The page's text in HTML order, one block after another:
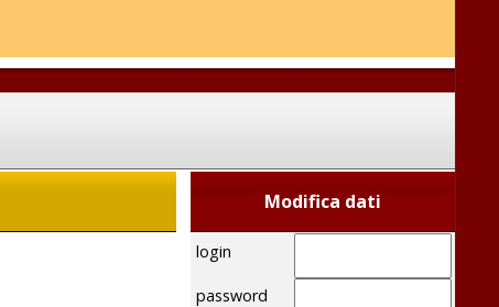
Modifica dati
login
password